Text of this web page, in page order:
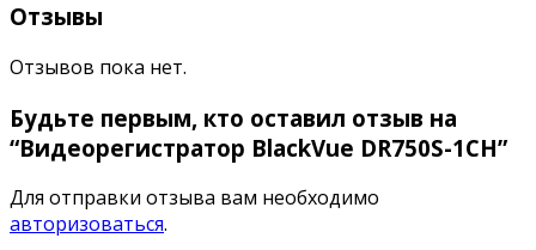
Отзывы
Отзывов пока нет.
Будьте первым, кто оставил отзыв на
“Видеорегистратор BlackVue DR750S-1CH”
Для отправки отзыва вам необходимо
авторизоваться.